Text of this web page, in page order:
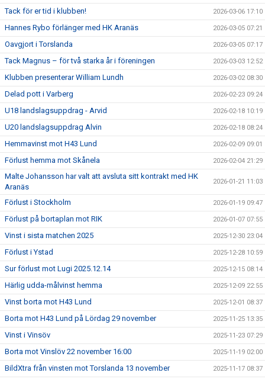
Tack för er tid i klubben! 2026-03-06 17:10
Hannes Rybo förlänger med HK Aranäs 2026-03-05 07:21
Oavgjort i Torslanda 2026-03-05 07:17
Tack Magnus – för två starka år i föreningen 2026-03-03 12:52
Klubben presenterar William Lundh 2026-03-02 08:30
Delad pott i Varberg 2026-02-23 09:24
U18 landslagsuppdrag - Arvid 2026-02-18 10:19
U20 landslagsuppdrag Alvin 2026-02-18 08:24
Hemmavinst mot H43 Lund 2026-02-09 09:01
Förlust hemma mot Skånela 2026-02-04 21:29
Malte Johansson har valt att avsluta sitt kontrakt med HK
Aranäs
2026-01-21 11:03
Förlust i Stockholm 2026-01-19 09:47
Förlust på bortaplan mot RIK 2026-01-07 07:55
Vinst i sista matchen 2025 2025-12-30 23:04
Förlust i Ystad 2025-12-28 10:59
Sur förlust mot Lugi 2025.12.14 2025-12-15 08:14
Härlig udda-målvinst hemma 2025-12-09 22:55
Vinst borta mot H43 Lund 2025-12-01 08:37
Borta mot H43 Lund på Lördag 29 november 2025-11-25 13:35
Vinst i Vinsöv 2025-11-23 07:29
Borta mot Vinslöv 22 november 16:00 2025-11-19 02:00
BildXtra från vinsten mot Torslanda 13 november 2025-11-17 08:37